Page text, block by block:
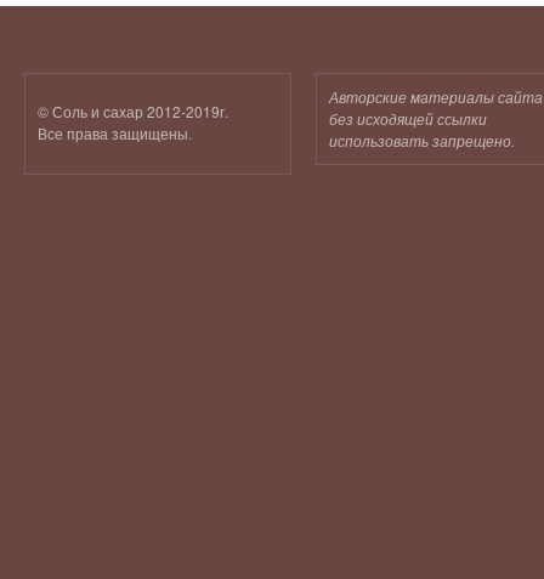
© Соль и сахар 2012-2019г.
Все права защищены.
Авторские материалы сайта
без исходящей ссылки
использовать запрещено.